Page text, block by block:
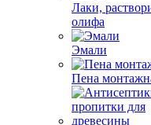
Лаки,
олифа
Эмали
Пена